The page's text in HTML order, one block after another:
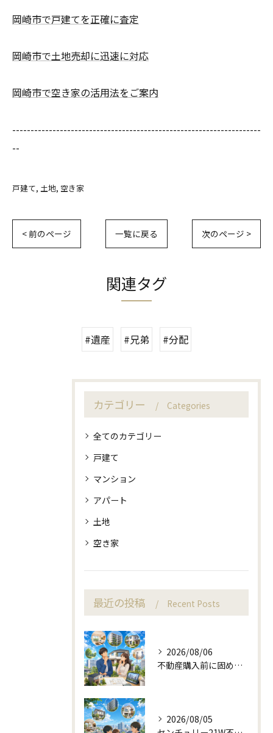
岡崎市で戸建てを正確に査定
岡崎市で土地売却に迅速に対応
岡崎市で空き家の活用法をご案内
--------------------------------------------------------------------
--
戸建て 土地 空き家
< 前のページ 一覧に戻る 次のページ >
関連タグ
#遺産 #兄弟 #分配
カテゴリー Categories
全てのカテゴリー
戸建て
マンション
アパート
土地
空き家
最近の投稿 Recent Posts
2026/08/06
不動産購入前に固める資金計画と住み替え判断
2026/08/05